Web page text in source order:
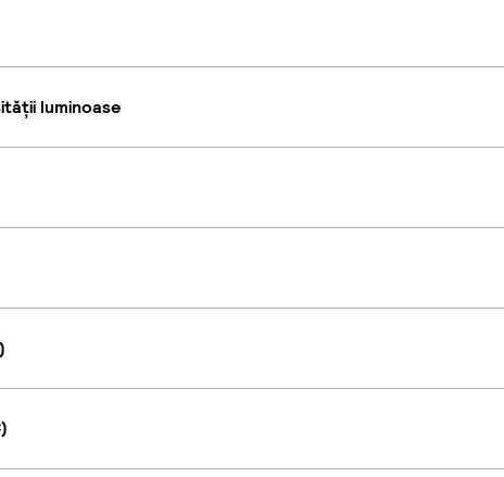
luminoase